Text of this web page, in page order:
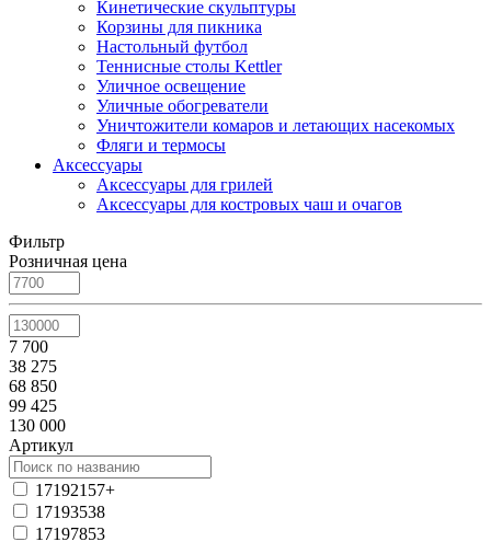
Кинетические скульптуры
Корзины для пикника
Настольный футбол
Теннисные столы Kettler
Уличное освещение
Уличные обогреватели
Уничтожители комаров и летающих насекомых
Фляги и термосы
Аксессуары
Аксессуары для грилей
Аксессуары для костровых чаш и очагов
Фильтр
Розничная цена
7 700
38 275
68 850
99 425
130 000
Артикул
17192157+
17193538
17197853